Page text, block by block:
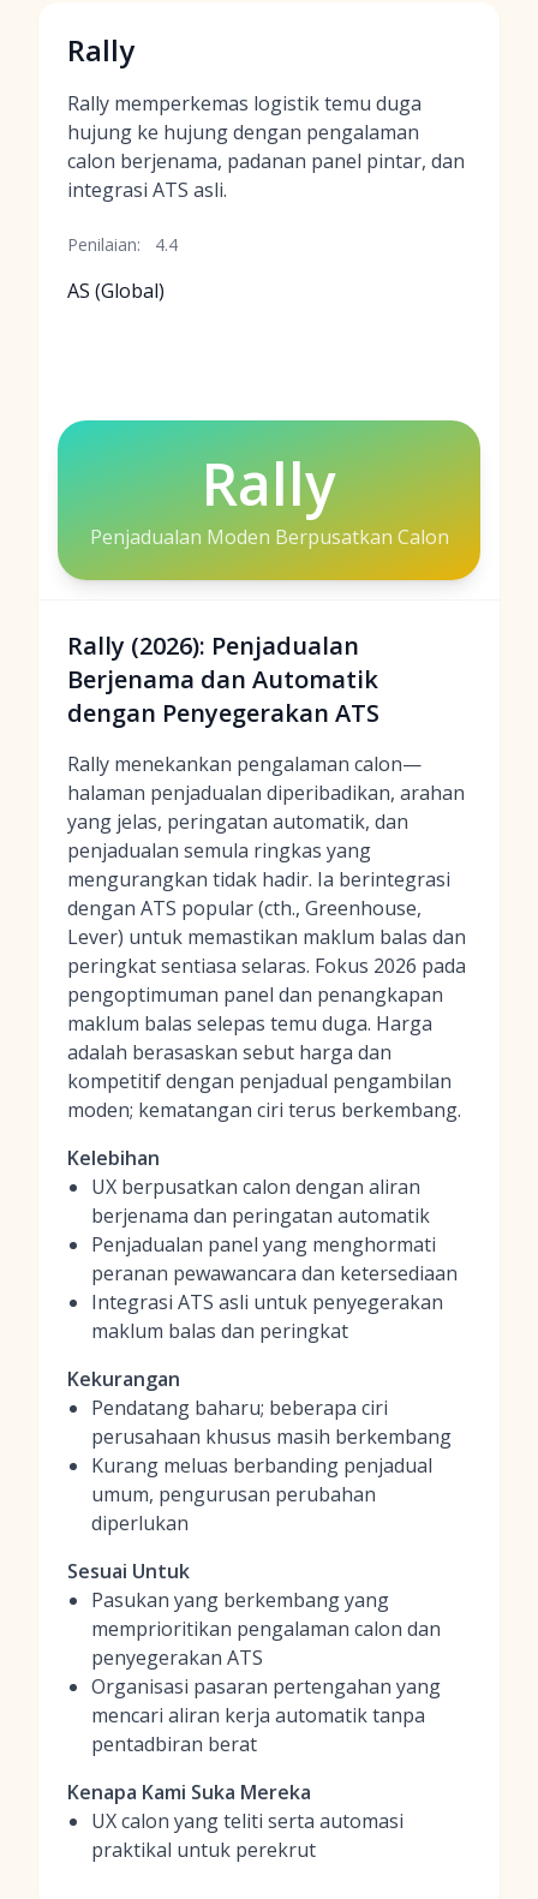
Rally
Rally memperkemas logistik temu duga
hujung ke hujung dengan pengalaman
calon berjenama, padanan panel pintar, dan
integrasi ATS asli.
Penilaian: 4.4
AS (Global)
Rally
Penjadualan Moden Berpusatkan Calon
Rally (2026): Penjadualan
Berjenama dan Automatik
dengan Penyegerakan ATS
Rally menekankan pengalaman calon—
halaman penjadualan diperibadikan, arahan
yang jelas, peringatan automatik, dan
penjadualan semula ringkas yang
mengurangkan tidak hadir. Ia berintegrasi
dengan ATS popular (cth., Greenhouse,
Lever) untuk memastikan maklum balas dan
peringkat sentiasa selaras. Fokus 2026 pada
pengoptimuman panel dan penangkapan
maklum balas selepas temu duga. Harga
adalah berasaskan sebut harga dan
kompetitif dengan penjadual pengambilan
moden; kematangan ciri terus berkembang.
Kelebihan
UX berpusatkan calon dengan aliran
berjenama dan peringatan automatik
Penjadualan panel yang menghormati
peranan pewawancara dan ketersediaan
Integrasi ATS asli untuk penyegerakan
maklum balas dan peringkat
Kekurangan
Pendatang baharu; beberapa ciri
perusahaan khusus masih berkembang
Kurang meluas berbanding penjadual
umum, pengurusan perubahan
diperlukan
Sesuai Untuk
Pasukan yang berkembang yang
memprioritikan pengalaman calon dan
penyegerakan ATS
Organisasi pasaran pertengahan yang
mencari aliran kerja automatik tanpa
pentadbiran berat
Kenapa Kami Suka Mereka
UX calon yang teliti serta automasi
praktikal untuk perekrut